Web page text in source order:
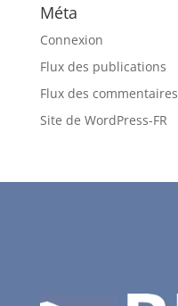
Méta
Connexion
Flux des publications
Flux des commentaires
Site de WordPress-FR